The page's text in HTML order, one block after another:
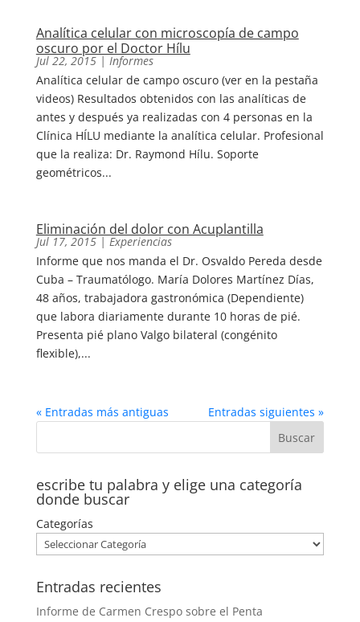
Analítica celular con microscopía de campo
oscuro por el Doctor Hílu
Jul 22, 2015| Informes
Analítica celular de campo oscuro (ver en la pestaña
videos) Resultados obtenidos con las analíticas de
antes y después ya realizadas con 4 personas en la
Clínica HÍLU mediante la analítica celular. Profesional
que la realiza: Dr. Raymond Hílu. Soporte
geométricos...
Eliminación del dolor con Acuplantilla
Jul 17, 2015| Experiencias
Informe que nos manda el Dr. Osvaldo Pereda desde
Cuba – Traumatólogo. María Dolores Martínez Días,
48 años, trabajadora gastronómica (Dependiente)
que labora diariamente durante 10 horas de pié.
Presenta pié plano Valgo bilateral (congénito
flexible),...
« Entradas más antiguas Entradas siguientes »
escribe tu palabra y elige una categoría
donde buscar
Categorías
Entradas recientes
Informe de Carmen Crespo sobre el Penta